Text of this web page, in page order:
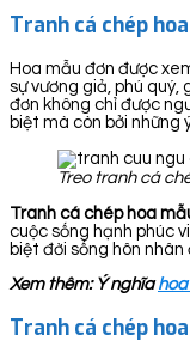
Tranh cá chép
Hoa mẫu đơn được
sự vương giả, phú quý,
đơn không chỉ được
biệt mà còn bởi những
Treo tranh cá
Tranh cá chép hoa
cuộc sống hạnh phúc
biệt đời sống hôn nhân
Xem thêm: Ý nghĩa
Tranh cá chép